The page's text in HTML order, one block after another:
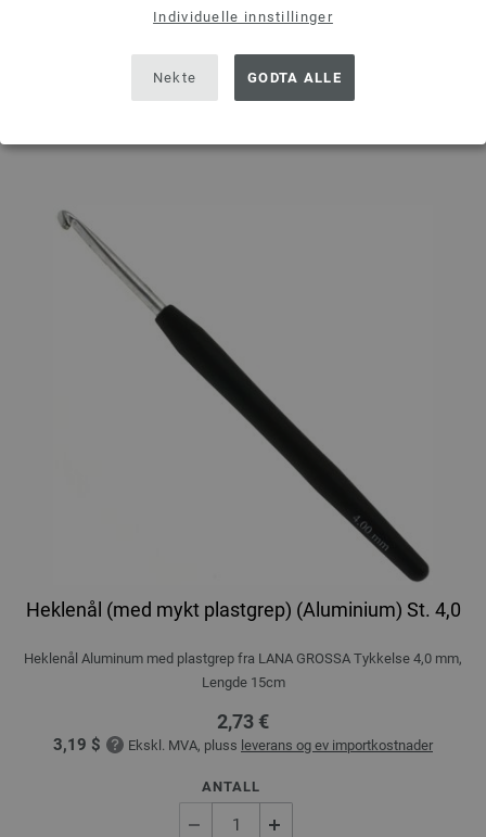
Individuelle innstillinger
Nekte GODTA ALLE
På handlelisten
Heklenål (med mykt plastgrep) (Aluminium) St. 4,0
Heklenål Aluminum med plastgrep fra LANA GROSSA Tykkelse 4,0 mm,
Lengde 15cm
2,73 €
3,19 $ Ekskl. MVA, pluss leverans og ev importkostnader
ANTALL